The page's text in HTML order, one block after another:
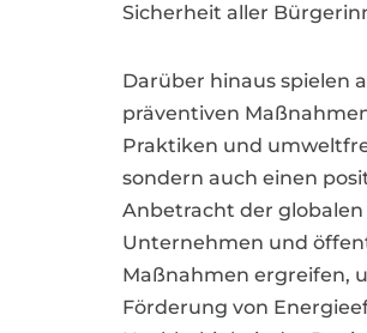
Sicherheit aller
Darüber hinaus spielen
präventiven
Praktiken und
sondern auch einen
Anbetracht der
Unternehmen und
Maßnahmen ergreifen,
Förderung von